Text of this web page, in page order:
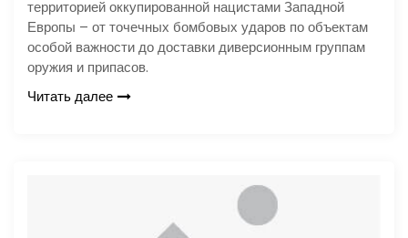
территорией оккупированной нацистами Западной
Европы – от точечных бомбовых ударов по объектам
особой важности до доставки диверсионным группам
оружия и припасов.
Читать далее